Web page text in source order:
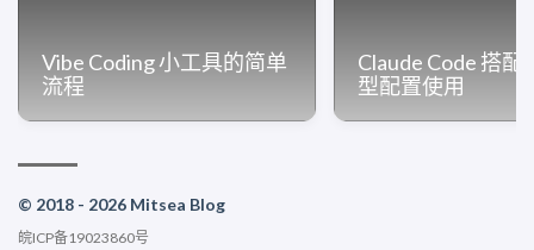
Vibe Coding 小工具的简单
流程
Claude Code 搭配
型配置使用
© 2018 - 2026 Mitsea Blog
皖ICP备19023860号